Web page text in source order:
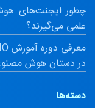
چطور ایجنت‌های
علمی می‌گیرند؟
در دستان هوش
دسته‌ها